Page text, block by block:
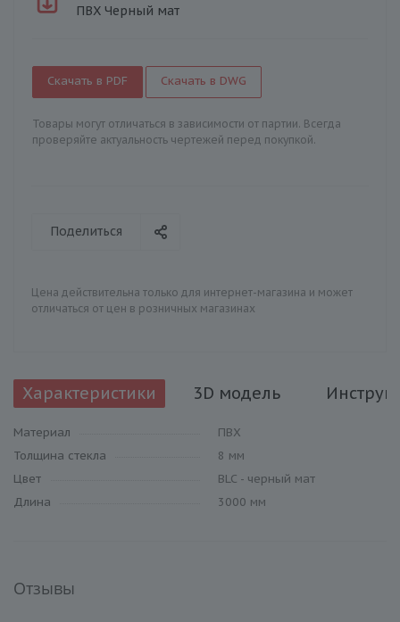
ПВХ Черный мат
Скачать в PDF Скачать в DWG
Товары могут отличаться в зависимости от партии. Всегда
проверяйте актуальность чертежей перед покупкой.
Поделиться
Цена действительна только для интернет-магазина и может
отличаться от цен в розничных магазинах
Характеристики 3D модель
Материал
ПВХ
Толщина стекла
8 мм
Цвет
BLC - черный мат
Длина
3000 мм
Отзывы